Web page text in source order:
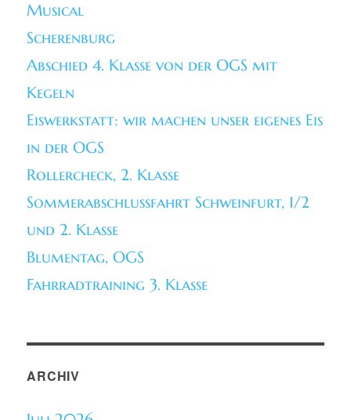
Musical
Scherenburg
Abschied 4. Klasse von der OGS mit
Kegeln
Eiswerkstatt: wir machen unser eigenes Eis
in der OGS
Rollercheck, 2. Klasse
Sommerabschlussfahrt Schweinfurt, 1/2
und 2. Klasse
Blumentag, OGS
Fahrradtraining 3. Klasse
ARCHIV